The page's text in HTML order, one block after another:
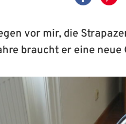
vor mir, die
braucht er eine